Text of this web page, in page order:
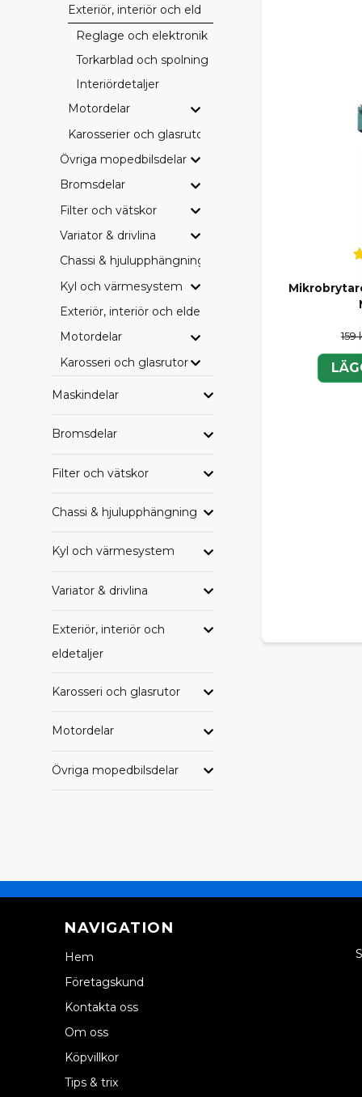
Exteriör, interiör och eldetaljer
Reglage och elektronik
Torkarblad och spolning
Interiördetaljer
Motordelar
Karosserier och glasrutor
Övriga mopedbilsdelar
Bromsdelar
Filter och vätskor
Variator & drivlina
Chassi & hjulupphängning
Kyl och värmesystem
Exteriör, interiör och eldetaljer
Motordelar
Karosseri och glasrutor
Maskindelar
Bromsdelar
Filter och vätskor
Chassi & hjulupphängning
Kyl och värmesystem
Variator & drivlina
Exteriör, interiör och
eldetaljer
Karosseri och glasrutor
Motordelar
Övriga mopedbilsdelar
Filter (olja,
Hjullager
Perfekt för
SCP,
Hos oss är
budget och
SCP –
Vi tycker
Oavsett om
159
NAVIGATION
Hem
Företagskund
Kontakta oss
Om oss
Köpvillkor
Tips & trix